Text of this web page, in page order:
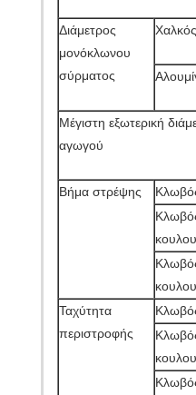
Διάμετρος
μονόκλωνου
σύρματος
Χαλκός
Μέγιστη εξωτερική
αγωγού
Βήμα στρέψης
Ταχύτητα
περιστροφής